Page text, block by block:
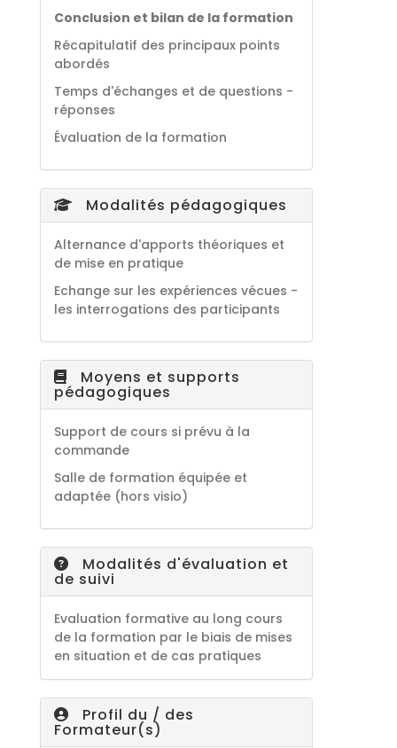
Conclusion et bilan de la formation
Récapitulatif des principaux points
abordés
Temps d'échanges et de questions -
réponses
Évaluation de la formation
Modalités pédagogiques
Alternance d'apports théoriques et
de mise en pratique
Echange sur les expériences vécues -
les interrogations des participants
Moyens et supports
pédagogiques
Support de cours si prévu à la
commande
Salle de formation équipée et
adaptée (hors visio)
Modalités d'évaluation et
de suivi
Evaluation formative au long cours
de la formation par le biais de mises
en situation et de cas pratiques
Profil du / des
Formateur(s)